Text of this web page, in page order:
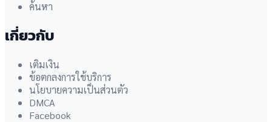
ค้นหา
เกี่ยวกับ
เติมเงิน
ข้อตกลงการใช้บริการ
นโยบายความเป็นส่วนตัว
DMCA
Facebook